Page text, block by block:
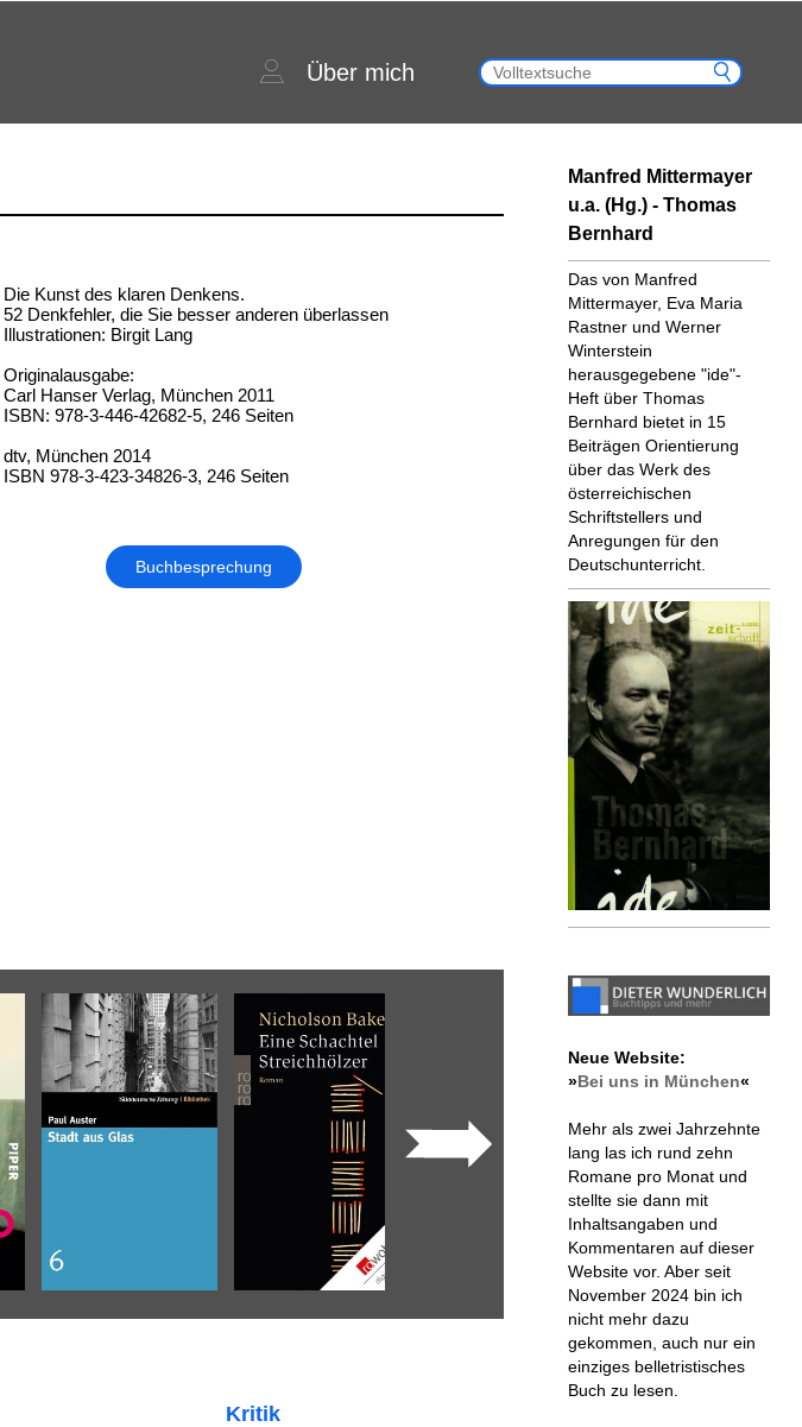
Über mich
Die Kunst des klaren Denkens.
52 Denkfehler, die Sie besser anderen überlassen
Illustrationen: Birgit Lang
Originalausgabe:
Carl Hanser Verlag, München 2011
ISBN: 978-3-446-42682-5, 246 Seiten
dtv, München 2014
ISBN 978-3-423-34826-3, 246 Seiten
Buchbesprechung
Kritik
Manfred Mittermayer
u.a. (Hg.) - Thomas
Bernhard
Das von Manfred
Mittermayer, Eva Maria
Rastner und Werner
Winterstein
herausgegebene "ide"-
Heft über Thomas
Bernhard bietet in 15
Beiträgen Orientierung
über das Werk des
österreichischen
Schriftstellers und
Anregungen für den
Deutschunterricht.
Neue Website:
»Bei uns in München«
Mehr als zwei Jahrzehnte
lang las ich rund zehn
Romane pro Monat und
stellte sie dann mit
Inhaltsangaben und
Kommentaren auf dieser
Website vor. Aber seit
November 2024 bin ich
nicht mehr dazu
gekommen, auch nur ein
einziges belletristisches
Buch zu lesen.